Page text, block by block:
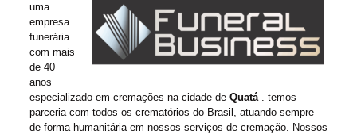
uma
empresa
funerária
com mais
de 40
anos
especializado em cremações na cidade de Quatá. temos
parceria com todos os crematórios do Brasil, atuando sempre
de forma humanitária em nossos serviços de cremação. Nossos